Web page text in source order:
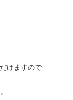
けますので